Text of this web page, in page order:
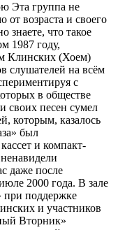
группа не
от возраста и своего
знаете, что такое
1987 году,
Клинских (Хоем)
слушателей на всём
с
в обществе
своих песен сумел
которым, казалось
был
и компакт-
даже после
2000 года. В зале
при поддержке
и участников
Вторник»